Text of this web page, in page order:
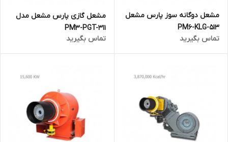
مشعل دوگانه سوز پارس مشعل
PM6-KLG-513
تماس بگیرید
مشعل گازی پارس مشعل مدل
PM3-PGT-311
تماس بگیرید